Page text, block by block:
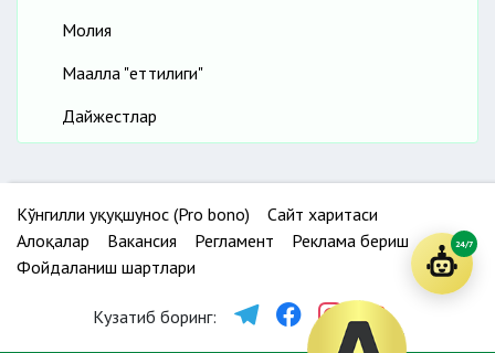
Молия
Маҳалла "еттилиги"
Дайжестлар
Кўнгилли ҳуқуқшунос (Pro bono)
Сайт харитаси
Алоқалар
Вакансия Регламент
Реклама бериш
Фойдаланиш шартлари
Кузатиб боринг:
24/7